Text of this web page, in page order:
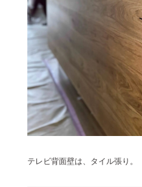
テレビ背面壁は、タイル張り。